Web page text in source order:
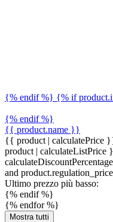
{% endif %} {% if
{% endif %}
{{ product.name }}
{{ product | calculatePrice
product | calculateListPrice
and
Ultimo prezzo più basso:
{% endif %}
{% endfor %}
Mostra tutti